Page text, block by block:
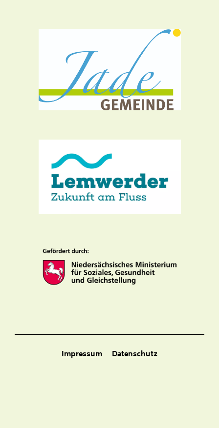
Impressum Datenschutz